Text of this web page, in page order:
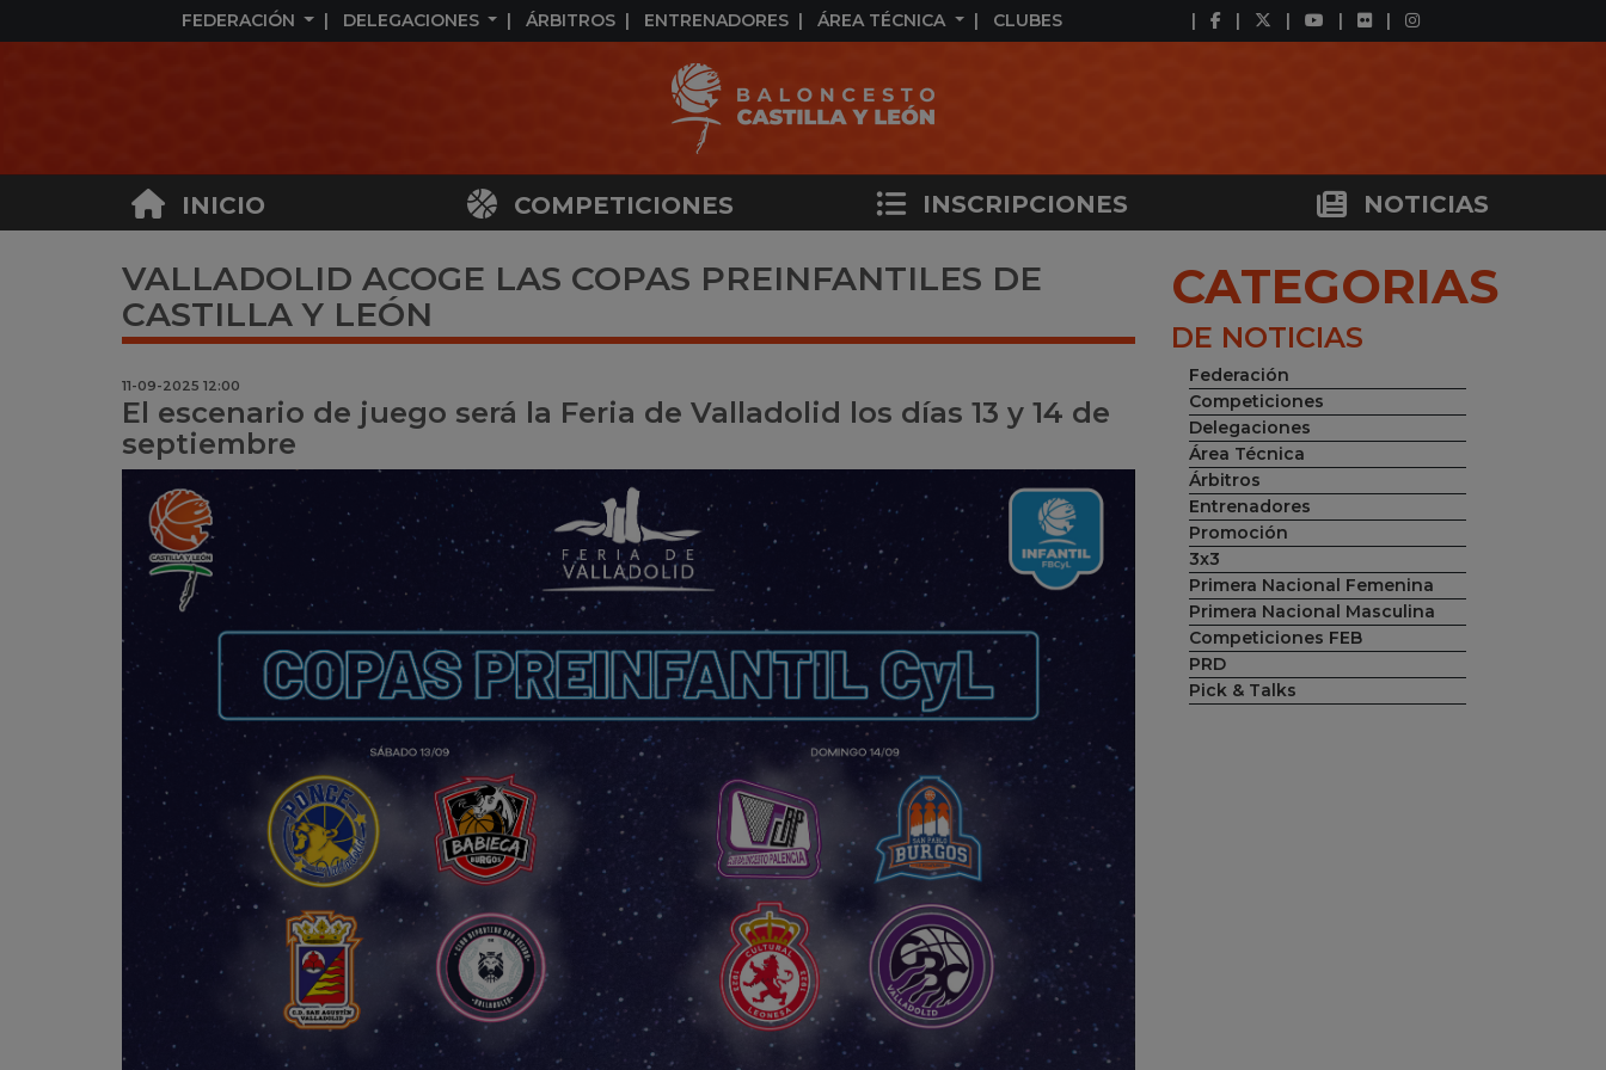
FEDERACIÓN DELEGACIONES ÁRBITROS ENTRENADORES ÁREA TÉCNICA CLUBES
INICIO COMPETICIONES INSCRIPCIONES NOTICIAS
VALLADOLID ACOGE LAS COPAS PREINFANTILES DE
CASTILLA Y LEÓN
11-09-2025 12:00
El escenario de juego será la Feria de Valladolid los días 13 y 14 de
septiembre
CATEGORIAS
DE NOTICIAS
Federación
Competiciones
Delegaciones
Área Técnica
Árbitros
Entrenadores
Promoción
3x3
Primera Nacional Femenina
Primera Nacional Masculina
Competiciones FEB
PRD
Pick & Talks